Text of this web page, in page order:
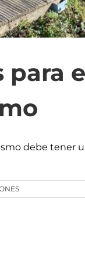
para
debe tener